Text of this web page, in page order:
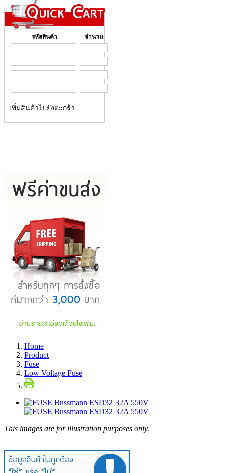
รหัสสินค้า จำนวน
เพิ่มสินค้าไปยังตะกร้า
Home
Product
Fuse
Low Voltage Fuse
This images are for illustration purposes only.